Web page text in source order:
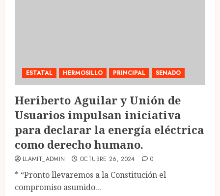
ESTATAL HERMOSILLO PRINCIPAL SENADO
Heriberto Aguilar y Unión de
Usuarios impulsan iniciativa
para declarar la energía eléctrica
como derecho humano.
LLAMIT_ADMIN OCTUBRE 26, 2024 0
* “Pronto llevaremos a la Constitución el
compromiso asumido...